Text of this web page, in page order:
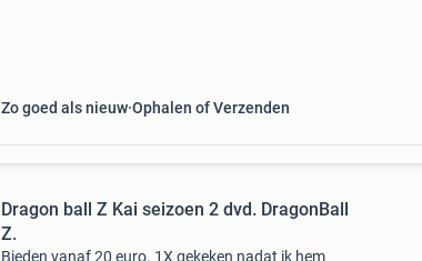
Zo goed als nieuw Ophalen of Verzenden
Dragon ball Z Kai seizoen 2 dvd. DragonBall
Z.
Bieden vanaf 20 euro. 1X gekeken nadat ik hem